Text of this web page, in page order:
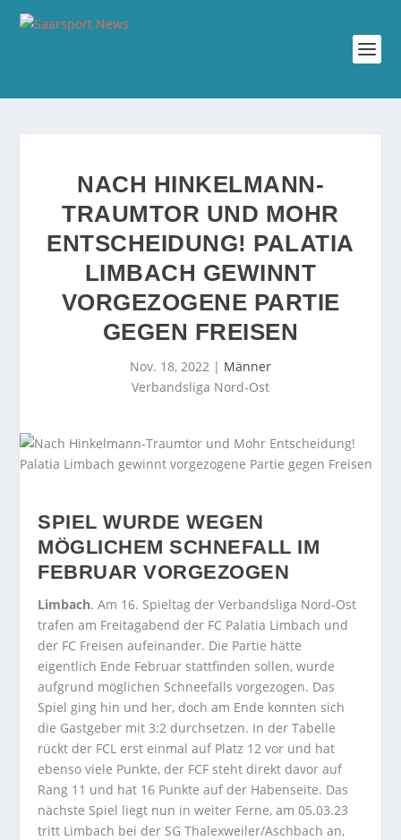
NACH HINKELMANN-
TRAUMTOR UND MOHR
ENTSCHEIDUNG! PALATIA
LIMBACH GEWINNT
VORGEZOGENE PARTIE
GEGEN FREISEN
Nov. 18, 2022 | Männer
Verbandsliga Nord-Ost
SPIEL WURDE WEGEN
MÖGLICHEM SCHNEFALL IM
FEBRUAR VORGEZOGEN
Limbach. Am 16. Spieltag der Verbandsliga Nord-Ost
trafen am Freitagabend der FC Palatia Limbach und
der FC Freisen aufeinander. Die Partie hätte
eigentlich Ende Februar stattfinden sollen, wurde
aufgrund möglichen Schneefalls vorgezogen. Das
Spiel ging hin und her, doch am Ende konnten sich
die Gastgeber mit 3:2 durchsetzen. In der Tabelle
rückt der FCL erst einmal auf Platz 12 vor und hat
ebenso viele Punkte, der FCF steht direkt davor auf
Rang 11 und hat 16 Punkte auf der Habenseite. Das
nächste Spiel liegt nun in weiter Ferne, am 05.03.23
tritt Limbach bei der SG Thalexweiler/Aschbach an,